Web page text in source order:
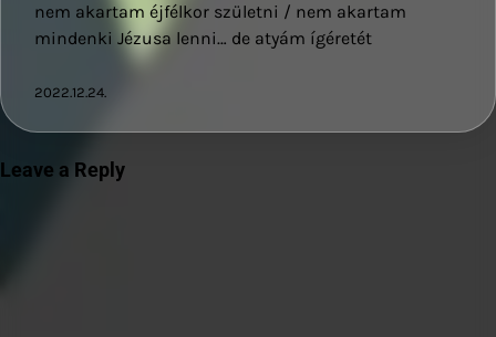
nem akartam éjfélkor születni / nem akartam
mindenki Jézusa lenni… de atyám ígéretét
2022.12.24.
Leave a Reply